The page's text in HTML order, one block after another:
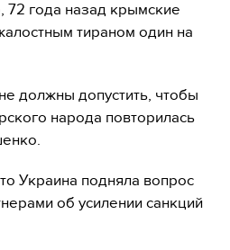
года назад крымские
тираном один на
должны допустить, чтобы
народа повторилась
Украина подняла вопрос
об усилении санкций